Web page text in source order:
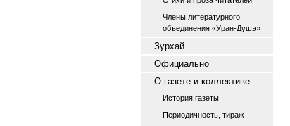
Члены литературного
объединения «Уран-Душэ»
Зурхай
Официально
О газете и коллективе
История газеты
Периодичность, тираж